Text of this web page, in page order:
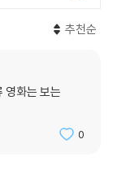
추천순
영화는 보는
0